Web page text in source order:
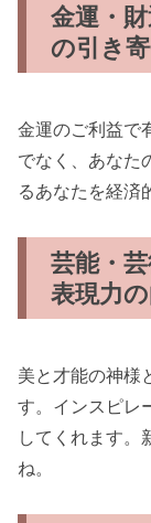
金運・
の引き
金運のご利益で
でなく、あなた
るあなたを経済
芸能・
表現力
美と才能の神様
す。インスピレ
してくれます。
ね。